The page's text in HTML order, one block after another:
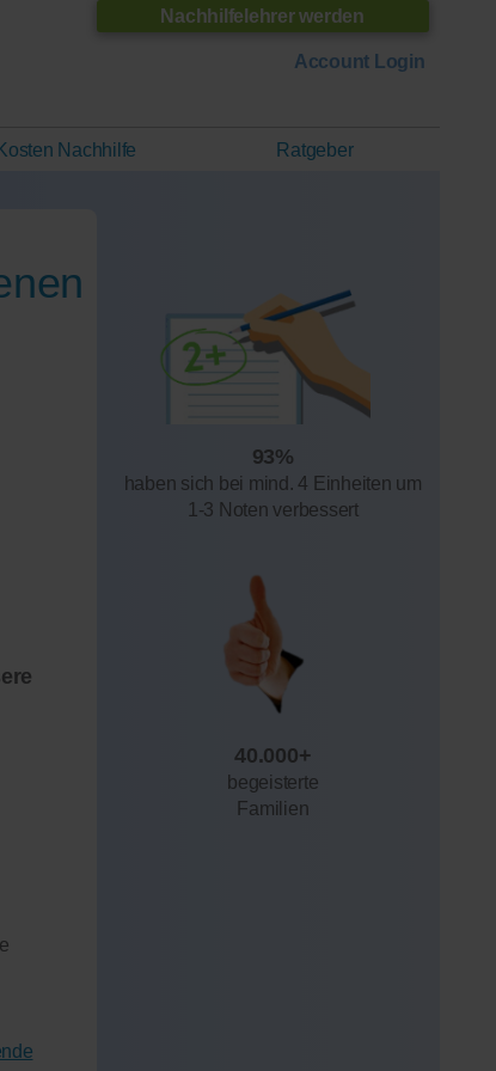
Nachhilfelehrer werden
Account Login
Kosten Nachhilfe Ratgeber
93%
haben sich bei mind. 4 Einheiten um
1-3 Noten verbessert
40.000+
begeisterte
Familien